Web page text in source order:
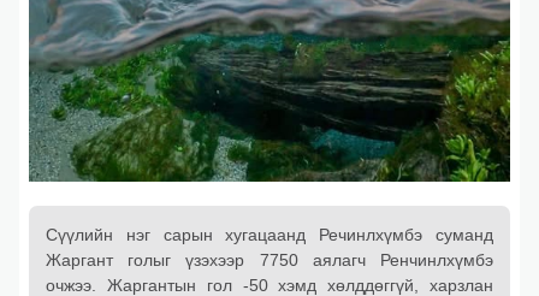
Сүүлийн нэг сарын хугацаанд Речинлхүмбэ суманд
Жаргант голыг үзэхээр 7750 аялагч Ренчинлхүмбэ
очжээ. Жаргантын гол -50 хэмд хөлддөггүй, харзлан